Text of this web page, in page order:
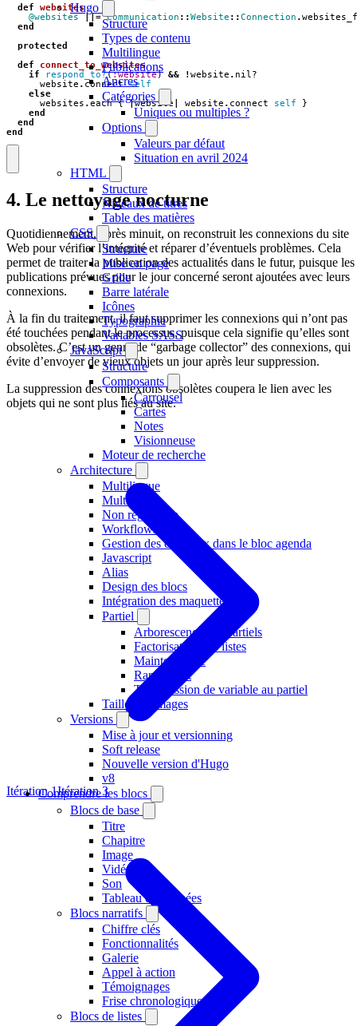
Hugo
Structure
Types de contenu
Multilingue
Publications
Ancres
Catégories
Uniques ou multiples ?
Options
Valeurs par défaut
Situation en avril 2024
HTML
Structure
Niveaux de titres
Table des matières
CSS
Structure
Mise en page
Grille
Barre latérale
Icônes
Typographie
Variables SASS
JavaScript
Structure
Composants
Carrousel
Cartes
Notes
Visionneuse
Moteur de recherche
Architecture
Multilingue
Multimédia
Non regression
Workflows
Gestion des créneaux dans le bloc agenda
Javascript
Alias
Design des blocs
Intégration des maquettes
Partiel
Arborescence des partiels
Factorisation des listes
Maintenabilité
Rangement
Transmission de variable au partiel
Taille des images
Versions
Mise à jour et versionning
Soft release
Nouvelle version d'Hugo
v8
Comprendre les blocs
Blocs de base
Titre
Chapitre
Image
Vidéo
Son
Tableau de données
Blocs narratifs
Chiffre clés
Fonctionnalités
Galerie
Appel à action
Témoignages
Frise chronologique
Blocs de listes
def
websites
@websites ||= Communication ::Website ::Connection .
end
protected
def
connect_to_websites
if
respond_to?(:website) && ! website . nil?
website . connect self
else
websites .each { |website website . connect self
}
end
end
end
4. Le nettoyage nocturne
Quotidiennement, après minuit, on reconstruit les connexions du site
Web pour vérifier l’intégrité et réparer d’éventuels problèmes. Cela
permet de traiter la publication des actualités dans le futur, puisque les
publications prévues pour le jour concerné seront ajoutées avec leurs
connexions.
À la fin du traitement, il faut supprimer les connexions qui n’ont pas
été touchées pendant le processus, puisque cela signifie qu’elles sont
obsolètes. C’est un genre de “garbage collector” des connexions, qui
évite d’envoyer de vieux objets un jour après leur suppression.
La suppression des connexions obsolètes coupera le lien avec les
objets qui ne sont plus liés au site.
Itération 1Itération 3